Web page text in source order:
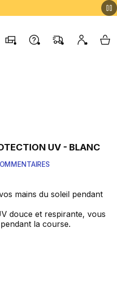
MagasinsContactez-nous
FAQ Mon My
UV - BLANC
6151 reviews
mains du soleil pendant
douce et respirante, vous
la course.